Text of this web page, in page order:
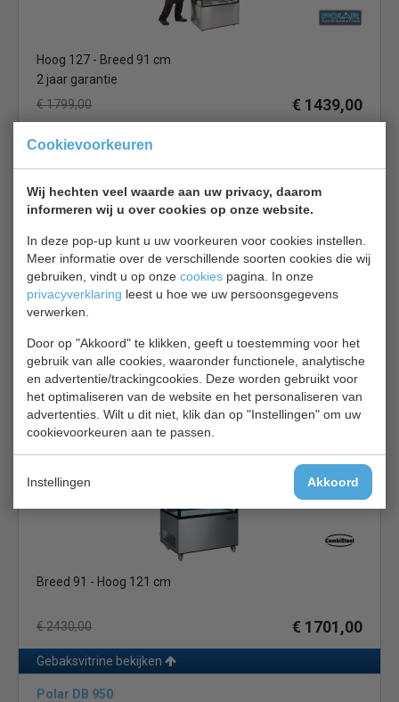
Cookievoorkeuren
Wij hechten veel waarde aan uw privacy, daarom
informeren wij u over cookies op onze website.
In deze pop-up kunt u uw voorkeuren voor cookies instellen.
Meer informatie over de verschillende soorten cookies die wij
gebruiken, vindt u op onze cookies pagina. In onze
privacyverklaring leest u hoe we uw persoonsgegevens
verwerken.
Door op "Akkoord" te klikken, geeft u toestemming voor het
gebruik van alle cookies, waaronder functionele, analytische
en advertentie/trackingcookies. Deze worden gebruikt voor
het optimaliseren van de website en het personaliseren van
advertenties. Wilt u dit niet, klik dan op "Instellingen" om uw
cookievoorkeuren aan te passen.
Instellingen Akkoord
Hoog 127 - Breed 91 cm
2 jaar garantie
€ 1799,00
€ 1439,00
Gebaksvitrine bekijken
Opera 120
Gebaksvitrine | zwart | geventileerd | B120 x D80 x H136
€ 2200,00 € 1672,00
Gebaksvitrine bekijken
Breed 91 - Hoog 121 cm
€ 2430,00 € 1701,00
Gebaksvitrine bekijken
Polar DB 950